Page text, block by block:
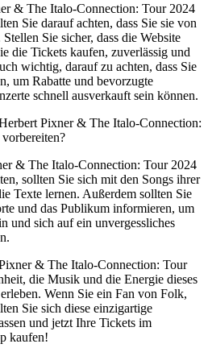
& The Italo-Connection: Tour 2024
Sie darauf achten, dass Sie sie von
Sie sicher, dass die Website
die Tickets kaufen, zuverlässig und
wichtig, darauf zu achten, dass Sie
um Rabatte und bevorzugte
schnell ausverkauft sein können.
Pixner & The Italo-Connection:
& The Italo-Connection: Tour 2024
sollten Sie sich mit den Songs ihrer
Texte lernen. Außerdem sollten Sie
und das Publikum informieren, um
und sich auf ein unvergessliches
& The Italo-Connection: Tour
die Musik und die Energie dieses
Wenn Sie ein Fan von Folk,
Sie sich diese einzigartige
und jetzt Ihre Tickets im
kaufen!